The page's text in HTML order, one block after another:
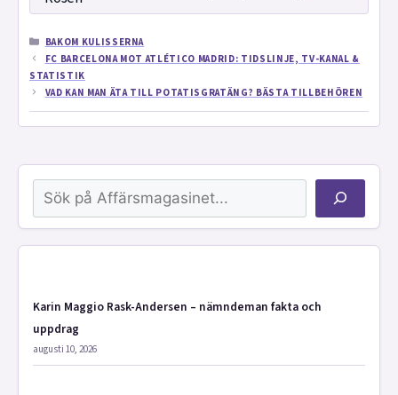
KATEGORIER
BAKOM KULISSERNA
FC BARCELONA MOT ATLÉTICO MADRID: TIDSLINJE, TV-KANAL &
STATISTIK
VAD KAN MAN ÄTA TILL POTATISGRATÄNG? BÄSTA TILLBEHÖREN
Sök
Karin Maggio Rask-Andersen – nämndeman fakta och
uppdrag
augusti 10, 2026